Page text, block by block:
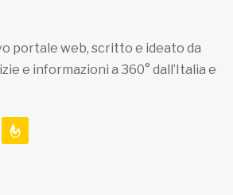
portale web, scritto e ideato da
e informazioni a 360° dall’Italia e
feedburner